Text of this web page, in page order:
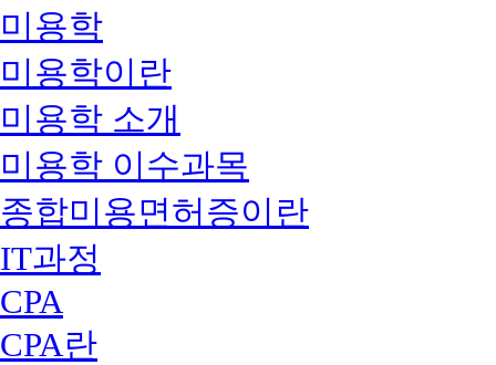
미용학
미용학이란
미용학 소개
미용학 이수과목
종합미용면허증이란
IT과정
CPA
CPA란